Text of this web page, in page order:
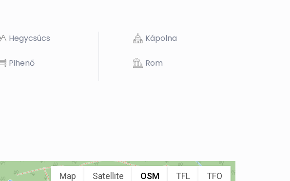
Hegycsúcs Kápolna
Pihenő Rom
Map Satellite OSM TFL TFO